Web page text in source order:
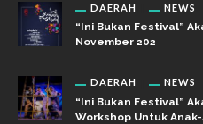
DAERAH NEWS
“Ini Bukan Festival”
November 202
DAERAH NEWS
“Ini Bukan Festival”
Workshop Untuk